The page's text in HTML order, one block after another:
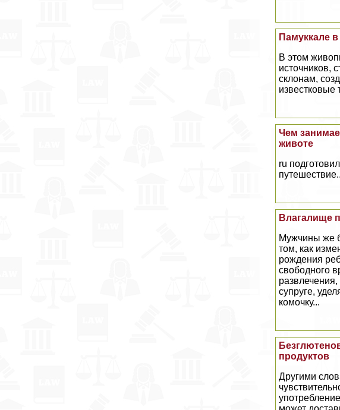
Памуккале
В этом
источников,
склонам,
известковые
Чем
животе
ru
Влагалище
Мужчины же
том, как
рождения
свободного
супруге,
комочку...
продуктов
Другими